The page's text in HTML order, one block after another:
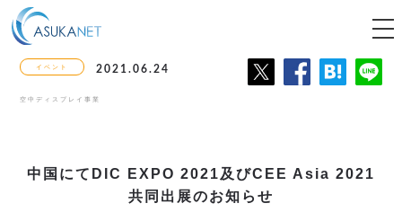
イベント 2021.06.24
空中ディスプレイ事業
中国にてDIC EXPO 2021及びCEE Asia 2021
共同出展のお知らせ